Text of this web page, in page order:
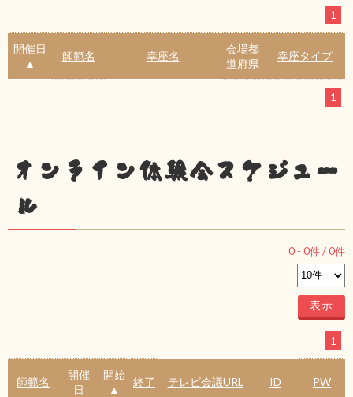
1
開催日
▲
師範名 幸座名
会場都
道府県
幸座タイプ
1
オンライン体験会スケジュー
ル
0 - 0件 /0件
1
師範名
開催
日
開始
▲
終了 テレビ会議URL ID PW